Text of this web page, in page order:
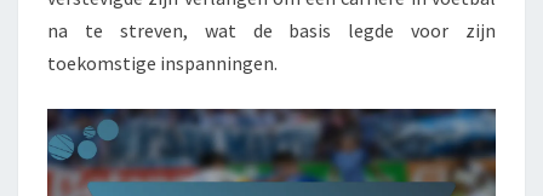
na te streven, wat de basis legde voor zijn
toekomstige inspanningen.